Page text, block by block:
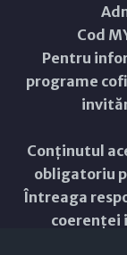
Cod
Pentru
programe
Conținutul
obligatoriu
Întreaga
coerenței